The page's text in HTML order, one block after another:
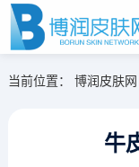
当前位置： 博润皮肤网
牛